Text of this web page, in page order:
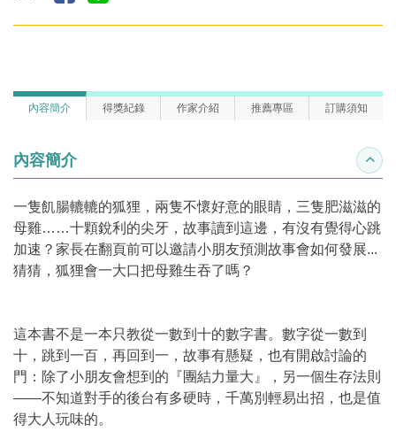
內容簡介 得獎紀錄 作家介紹 推薦專區 訂購須知
內容簡介 收合
一隻飢腸轆轆的狐狸，兩隻不懷好意的眼睛，三隻肥滋滋的
母雞……十顆銳利的尖牙，故事讀到這邊，有沒有覺得心跳
加速？家長在翻頁前可以邀請小朋友預測故事會如何發展...
猜猜，狐狸會一大口把母雞生吞了嗎？
這本書不是一本只教從一數到十的數字書。數字從一數到
十，跳到一百，再回到一，故事有懸疑，也有開啟討論的
門：除了小朋友會想到的『團結力量大』，另一個生存法則
——不知道對手的後台有多硬時，千萬別輕易出招，也是值
得大人玩味的。